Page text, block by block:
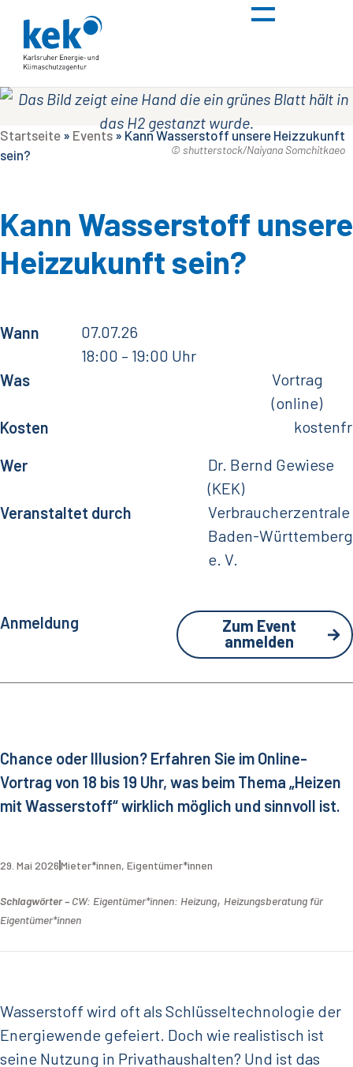
© shutterstock/Naiyana Somchitkaeo
Startseite » Events » Kann Wasserstoff unsere Heizzukunft
sein?
Kann Wasserstoff unsere
Heizzukunft sein?
Wann
07.07.26
18:00 – 19:00 Uhr
Was
Vortrag
(online)
Kosten
Wer
Dr. Bernd Gewiese
(KEK)
Veranstaltet durch
Verbraucherzentrale
Baden-Württemberg
e. V.
Anmeldung
Zum Event
anmelden
Chance oder Illusion? Erfahren Sie im Online-
Vortrag von 18 bis 19 Uhr, was beim Thema „Heizen
mit Wasserstoff“ wirklich möglich und sinnvoll ist.
29. Mai 2026Mieter*innen, Eigentümer*innen
Schlagwörter – CW: Eigentümer*innen: Heizung, Heizungsberatung für
Eigentümer*innen
Wasserstoff wird oft als Schlüsseltechnologie der
Energiewende gefeiert. Doch wie realistisch ist
seine Nutzung in Privathaushalten? Und ist das